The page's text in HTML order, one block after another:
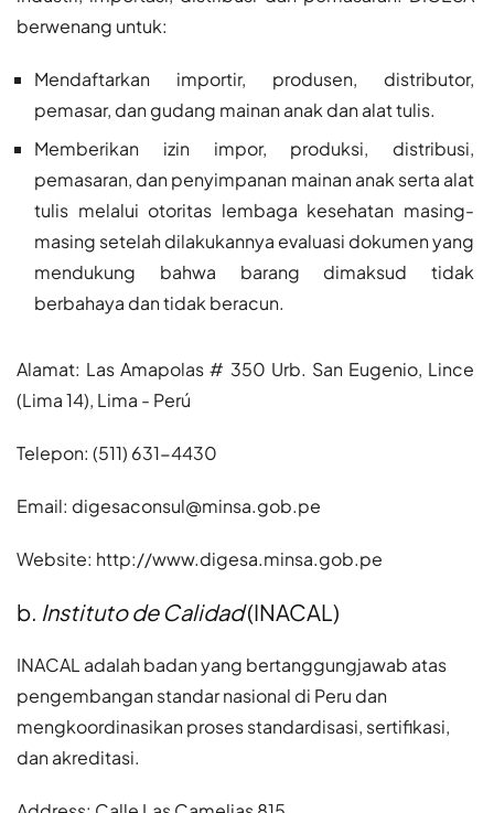
berwenang untuk:
Mendaftarkan importir, produsen, distributor,
pemasar, dan gudang mainan anak dan alat tulis.
Memberikan izin impor, produksi, distribusi,
pemasaran, dan penyimpanan mainan anak serta alat
tulis melalui otoritas lembaga kesehatan masing-
masing setelah dilakukannya evaluasi dokumen yang
mendukung bahwa barang dimaksud tidak
berbahaya dan tidak beracun.
Alamat: Las Amapolas # 350 Urb. San Eugenio, Lince
(Lima 14), Lima - Perú
Telepon: (511) 631-4430
Email: digesaconsul@minsa.gob.pe
Website: http://www.digesa.minsa.gob.pe
b. Instituto de Calidad(INACAL)
INACAL adalah badan yang bertanggungjawab atas
pengembangan standar nasional di Peru dan
mengkoordinasikan proses standardisasi, sertifikasi,
dan akreditasi.